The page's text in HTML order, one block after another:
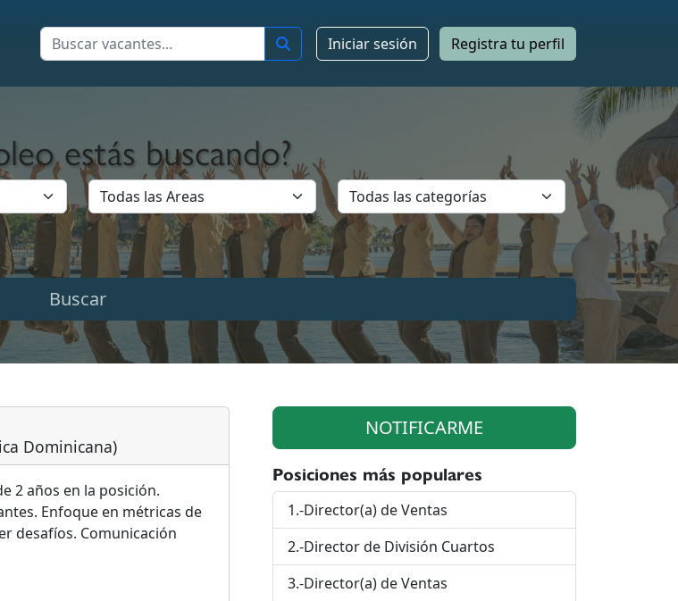
Iniciar sesión Registra tu perfil
estás buscando?
Dominicana)
2 años en la posición.
Enfoque en métricas de
desafíos. Comunicación
NOTIFICARME
Posiciones más populares
1.-Director(a) de Ventas
2.-Director de División Cuartos
3.-Director(a) de Ventas